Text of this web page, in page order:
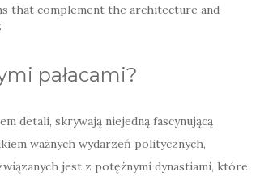
that complement the architecture and
pałacami?
detali, skrywają niejedną fascynującą
ważnych wydarzeń politycznych,
jest z potężnymi dynastiami, które